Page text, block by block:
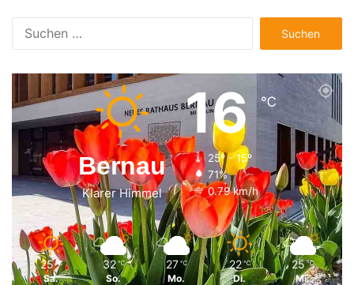
nach:
Bernau
Klarer Himmel
16℃
25º - 15º
71%
0.79 km/h
25 ℃
Sa.
32 ℃
So.
27 ℃
Mo.
22 ℃
Di.
25 ℃
Mi.